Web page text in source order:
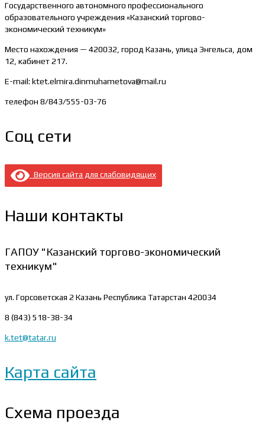
Государственного автономного профессионального
образовательного учреждения «Казанский торгово-
экономический техникум»
Место нахождения — 420032, город Казань, улица Энгельса, дом
12, кабинет 217.
E-mail: ktet.elmira.dinmuhametova@mail.ru
телефон 8/843/555-03-76
Соц сети
Версия сайта для слабовидящих
Наши контакты
ГАПОУ "Казанский торгово-экономический
техникум"
ул. Горсоветская 2 Казань Республика Татарстан 420034
8 (843) 518-38-34
k.tet@tatar.ru
Карта сайта
Схема проезда